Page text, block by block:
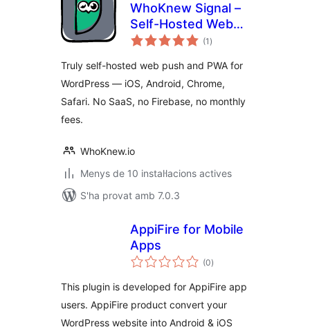
WhoKnew Signal –
Self-Hosted Web
Push Notifications
(1 puntuacions
totals
)
Truly self-hosted web push and PWA for
WordPress — iOS, Android, Chrome,
Safari. No SaaS, no Firebase, no monthly
fees.
WhoKnew.io
Menys de 10 instal·lacions actives
S'ha provat amb 7.0.3
AppiFire for Mobile
Apps
(0puntuacions
totals
)
This plugin is developed for AppiFire app
users. AppiFire product convert your
WordPress website into Android & iOS